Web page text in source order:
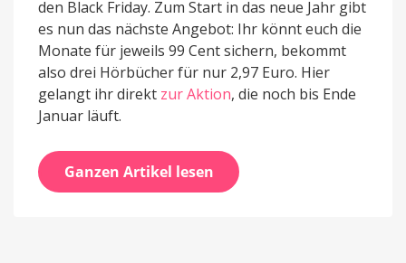
den Black Friday. Zum Start in das neue Jahr gibt
es nun das nächste Angebot: Ihr könnt euch die
Monate für jeweils 99 Cent sichern, bekommt
also drei Hörbücher für nur 2,97 Euro. Hier
gelangt ihr direkt zur Aktion, die noch bis Ende
Januar läuft.
Ganzen Artikel lesen